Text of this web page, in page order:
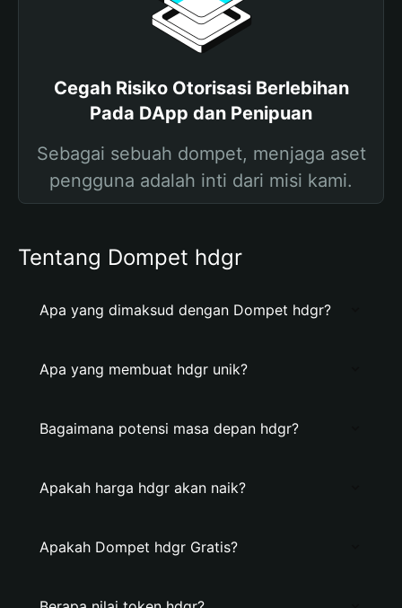
Cegah Risiko Otorisasi Berlebihan
Pada DApp dan Penipuan
Sebagai sebuah dompet, menjaga aset
pengguna adalah inti dari misi kami.
Tentang Dompet hdgr
Apa yang dimaksud dengan Dompet hdgr?
Apa yang membuat hdgr unik?
Bagaimana potensi masa depan hdgr?
Apakah harga hdgr akan naik?
Apakah Dompet hdgr Gratis?